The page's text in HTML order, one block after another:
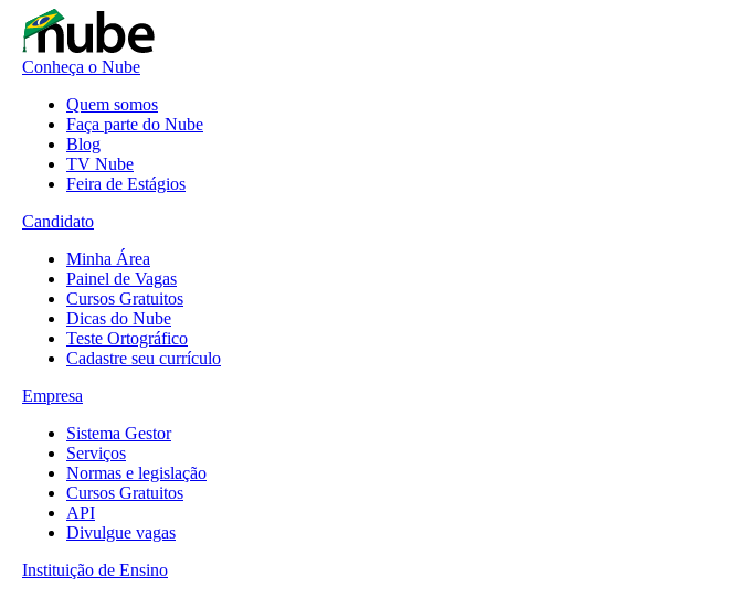
Conheça o Nube
Quem somos
Faça parte do Nube
Blog
TV Nube
Feira de Estágios
Candidato
Minha Área
Painel de Vagas
Cursos Gratuitos
Dicas do Nube
Teste Ortográfico
Cadastre seu currículo
Empresa
Sistema Gestor
Serviços
Normas e legislação
Cursos Gratuitos
API
Divulgue vagas
Instituição de Ensino